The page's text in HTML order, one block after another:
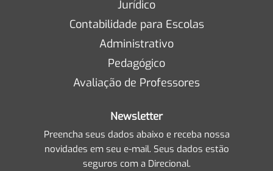
Jurídico
Contabilidade para Escolas
Administrativo
Pedagógico
Avaliação de Professores
Newsletter
Preencha seus dados abaixo e receba nossa
novidades em seu e-mail. Seus dados estão
seguros com a Direcional.